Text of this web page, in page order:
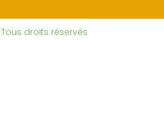
droits réservés